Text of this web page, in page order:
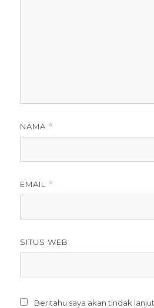
NAMA *
EMAIL *
SITUS WEB
Beritahu saya akan tindak